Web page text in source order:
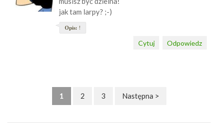
jak tam larpy? ;-)
Opis: !
Odpowiedz
Cytuj
1 2 3 Następna >